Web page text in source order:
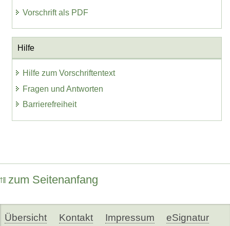
Vorschrift als PDF
Hilfe
Hilfe zum Vorschriftentext
Fragen und Antworten
Barrierefreiheit
zum Seitenanfang
Übersicht Kontakt Impressum eSignatur